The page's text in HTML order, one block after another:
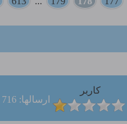
کاربر
ارسالها: 716